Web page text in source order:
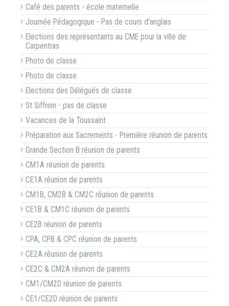
Café des parents - école maternelle
Journée Pédagogique - Pas de cours d'anglais
Elections des représentants au CME pour la ville de
Carpentras
Photo de classe
Photo de classe
Elections des Délégués de classe
St Siffrein - pas de classe
Vacances de la Toussaint
Préparation aux Sacrements - Première réunion de parents
Grande Section B réunion de parents
CM1A réunion de parents
CE1A réunion de parents
CM1B, CM2B & CM2C réunion de parents
CE1B & CM1C réunion de parents
CE2B réunion de parents
CPA, CPB & CPC réunion de parents
CE2A réunion de parents
CE2C & CM2A réunion de parents
CM1/CM2D réunion de parents
CE1/CE2D réunion de parents